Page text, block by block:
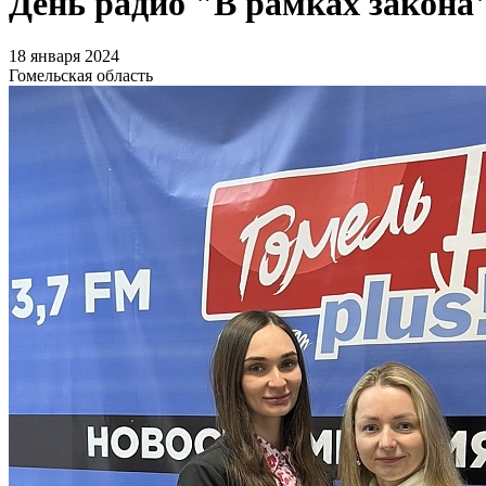
18 января 2024
Гомельская область